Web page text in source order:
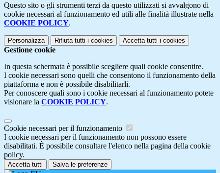
Questo sito o gli strumenti terzi da questo utilizzati si avvalgono di
cookie necessari al funzionamento ed utili alle finalità illustrate nella
COOKIE POLICY.
Personalizza Rifiuta tutti i cookies Accetta tutti i cookies
Gestione cookie
In questa schermata è possibile scegliere quali cookie consentire.
I cookie necessari sono quelli che consentono il funzionamento della
piattaforma e non è possibile disabilitarli.
Per conoscere quali sono i cookie necessari al funzionamento potete
visionare la COOKIE POLICY.
Cookie necessari per il funzionamento
I cookie necessari per il funzionamento non possono essere
disabilitati. È possibile consultare l'elenco nella pagina della cookie
policy.
Accetta tutti Salva le preferenze